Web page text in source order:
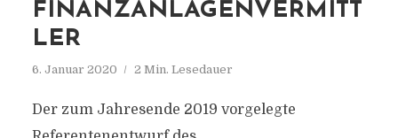
FINANZANLAGENVERMITT
LER
6. Januar 2020 2 Min. Lesedauer
Der zum Jahresende 2019 vorgelegte